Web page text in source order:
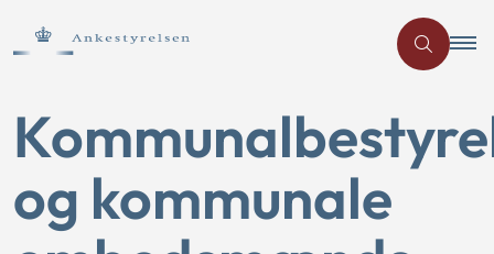
og kommunale